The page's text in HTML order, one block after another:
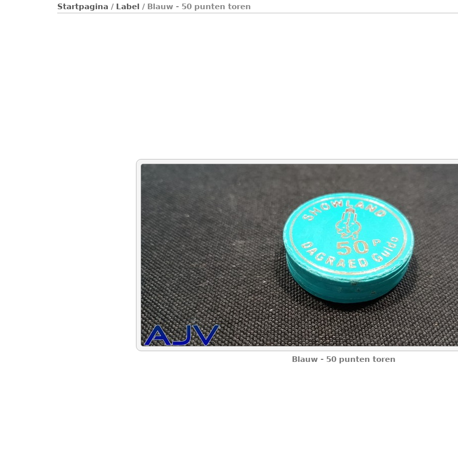
Startpagina / Label / Blauw - 50 punten toren
Blauw - 50 punten toren